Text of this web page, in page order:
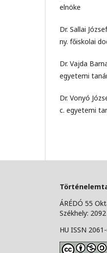
elnöke
Dr. Sallai József
ny. főiskolai
Dr. Vajda
egyetemi
Dr. Vonyó
c. egyetemi
ÁRÉDÓ 55
Székhely:
HU ISSN